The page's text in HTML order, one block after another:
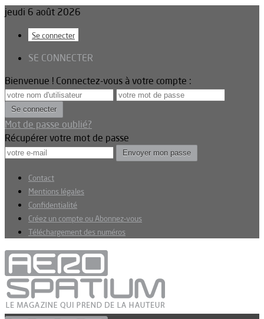
jeudi 6 août 2026
Se connecter
SE CONNECTER
Bienvenue ! Connectez-vous à votre compte :
Mot de passe oublié?
Récupérer votre mot de passe
Contact
Mentions légales
Confidentialité
Créez un compte ou Abonnez-vous
Téléchargement des numéros